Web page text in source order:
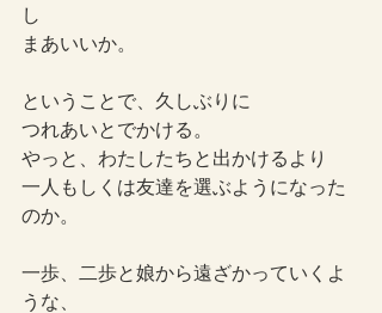
し
まあいいか。
ということで、久しぶりに
つれあいとでかける。
やっと、わたしたちと出かけるより
一人もしくは友達を選ぶようになった
のか。
一歩、二歩と娘から遠ざかっていくよ
うな、